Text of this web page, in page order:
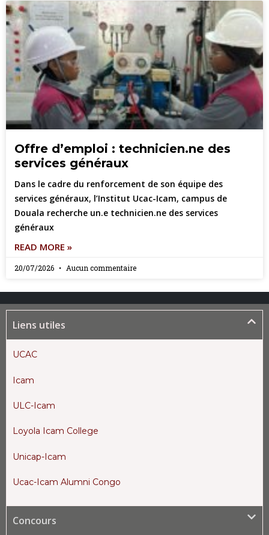
Offre d’emploi : technicien.ne des
services généraux
Dans le cadre du renforcement de son équipe des
services généraux, l’Institut Ucac-Icam, campus de
Douala recherche un.e technicien.ne des services
généraux
READ MORE »
20/07/2026 Aucun commentaire
Liens utiles
UCAC
Icam
ULC-Icam
Loyola Icam College
Unicap-Icam
Ucac-Icam Alumni Congo
Concours